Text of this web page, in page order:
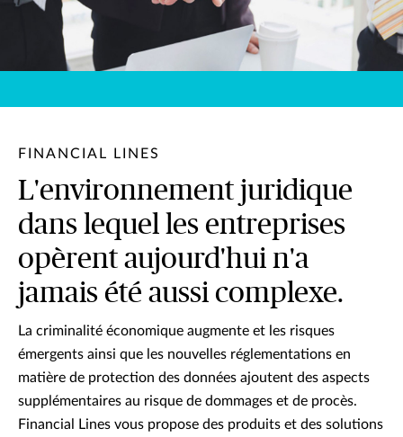
FINANCIAL LINES
L'environnement juridique
dans lequel les entreprises
opèrent aujourd'hui n'a
jamais été aussi complexe.
La criminalité économique augmente et les risques
émergents ainsi que les nouvelles réglementations en
matière de protection des données ajoutent des aspects
supplémentaires au risque de dommages et de procès.
Financial Lines vous propose des produits et des solutions